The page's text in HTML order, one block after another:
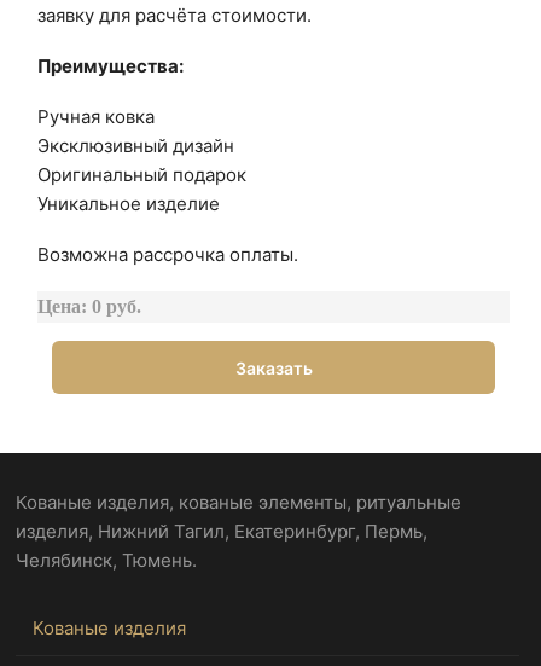
заявку для расчёта стоимости.
Преимущества:
Ручная ковка
Эксклюзивный дизайн
Оригинальный подарок
Уникальное изделие
Возможна рассрочка оплаты.
Цена: 0 руб.
Заказать
Кованые изделия, кованые элементы, ритуальные
изделия, Нижний Тагил, Екатеринбург, Пермь,
Челябинск, Тюмень.
Кованые изделия